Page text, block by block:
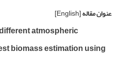
عنوان مقاله[English]
atmospheric
biomass estimation using